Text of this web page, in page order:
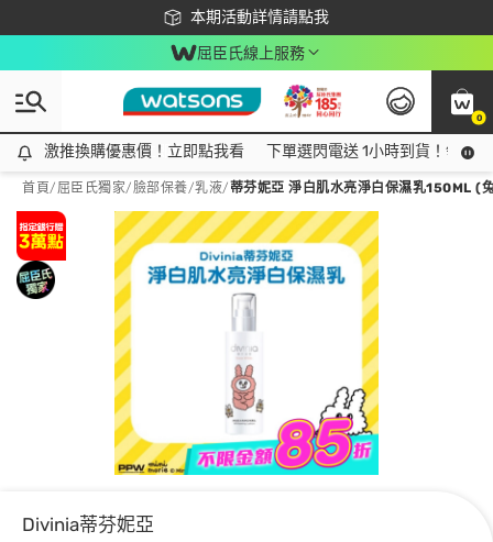
本期活動詳情請點我
下載app最高回饋$350
屈臣氏線上服務
0
激推換購優惠價！立即點我看
激推換購優惠價！立即點我看 下單選閃電送 1小時到貨！領神
首頁/ 屈臣氏獨家/臉部保養/乳液/ 蒂芬妮亞 淨白肌水亮淨白保濕乳150ML (
Divinia蒂芬妮亞